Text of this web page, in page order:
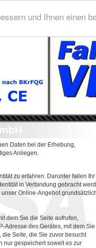
und Ihnen einen
Daten bei der Erhebung,
Anliegen.
zu erfahren. Darunter fallen Ihr
in Verbindung gebracht
Online-Angebot
dem Sie die Seite aufrufen,
Adresse des Gerätes, mit dem Sie
Seite, die Sie zuvor besucht
nur gespeichert soweit es zur